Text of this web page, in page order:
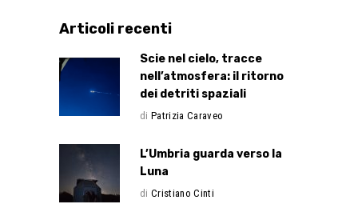
Articoli recenti
Scie nel cielo, tracce
nell’atmosfera: il ritorno
dei detriti spaziali
di Patrizia Caraveo
L’Umbria guarda verso la
Luna
di Cristiano Cinti